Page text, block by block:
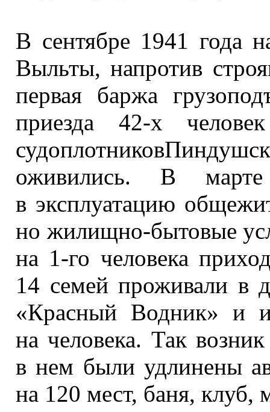
В сентябре 1941 года
Выльты, напротив
первая баржа
приезда 42-х
оживились. В марте
в эксплуатацию
но жилищно-бытовые
на 1-го человека
14 семей проживали в
«Красный Водник»и
на человека. Так возник
в нем были удлинены
на 120 мест, баня, клуб,